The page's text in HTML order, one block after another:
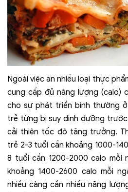
Ngoài việc ăn nhiều loại thực
cung cấp đủ năng lượng (calo)
cho sự phát triển bình thường
trẻ từng bị suy dinh dưỡng
cải thiện tốc độ tăng trưởng.
trẻ 2-3 tuổi cần khoảng 1000-
8 tuổi cần 1200-2000 calo mỗi
khoảng 1400-2600 calo mỗi
nhiều càng cần nhiều năng